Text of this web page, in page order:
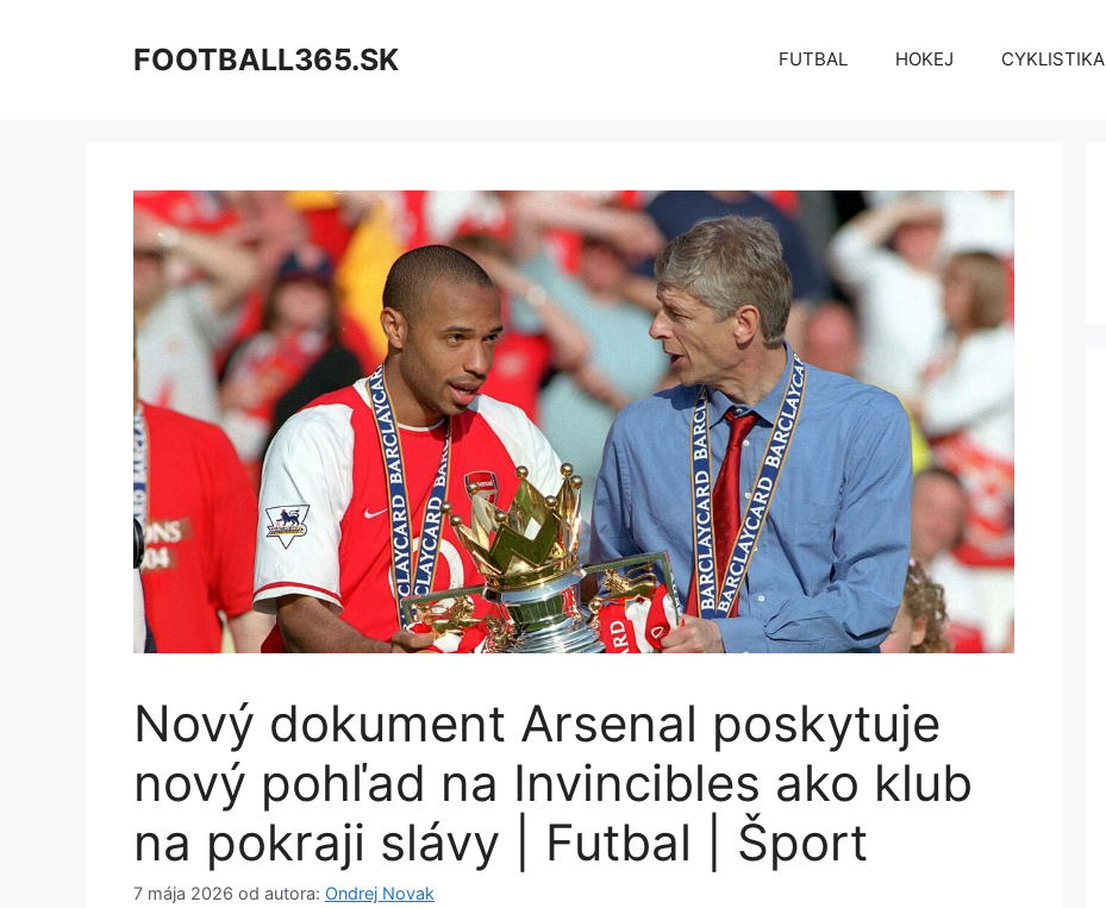
FOOTBALL365.SK FUTBAL HOKEJ CYKLISTIKA
Nový dokument Arsenal poskytuje
nový pohľad na Invincibles ako klub
na pokraji slávy | Futbal | Šport
7 mája 2026 od autora: Ondrej Novak